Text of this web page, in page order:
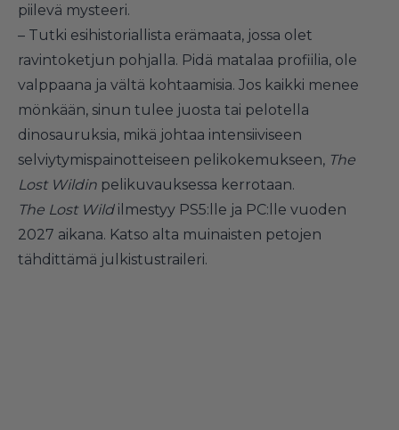
piilevä mysteeri.
– Tutki esihistoriallista erämaata, jossa olet
ravintoketjun pohjalla. Pidä matalaa profiilia, ole
valppaana ja vältä kohtaamisia. Jos kaikki menee
mönkään, sinun tulee juosta tai pelotella
dinosauruksia, mikä johtaa intensiiviseen
selviytymispainotteiseen pelikokemukseen, The
Lost Wildin pelikuvauksessa kerrotaan.
The Lost Wild ilmestyy PS5:lle ja PC:lle vuoden
2027 aikana. Katso alta muinaisten petojen
tähdittämä julkistustraileri.